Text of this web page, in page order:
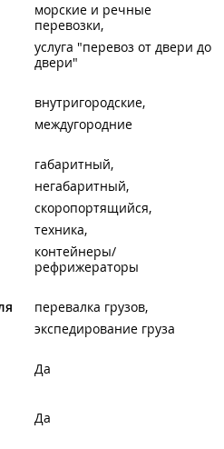
"МАРН":
парка контейнеров всех
терминалы во всех
узлах страны;
в дверь";
морские и речные
перевозки
услуга "перевоз от двери до
двери"
внутригородские
междугородние
габаритный
негабаритный
скоропортящийся
техника
контейнеры/
рефрижераторы
перевалка грузов
экспедирование груза
Да
Да